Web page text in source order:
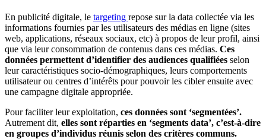
En publicité digitale, le targeting repose sur la data collectée via les
informations fournies par les utilisateurs des médias en ligne (sites
web, applications, réseaux sociaux, etc) à propos de leur profil, ainsi
que via leur consommation de contenus dans ces médias. Ces
données permettent d’identifier des audiences qualifiées selon
leur caractéristiques socio-démographiques, leurs comportements
utilisateur ou centres d’intérêts pour pouvoir les cibler ensuite avec
une campagne digitale appropriée.
Pour faciliter leur exploitation, ces données sont ‘segmentées’.
Autrement dit, elles sont réparties en ‘segments data’, c’est-à-dire
en groupes d’individus réunis selon des critères communs.